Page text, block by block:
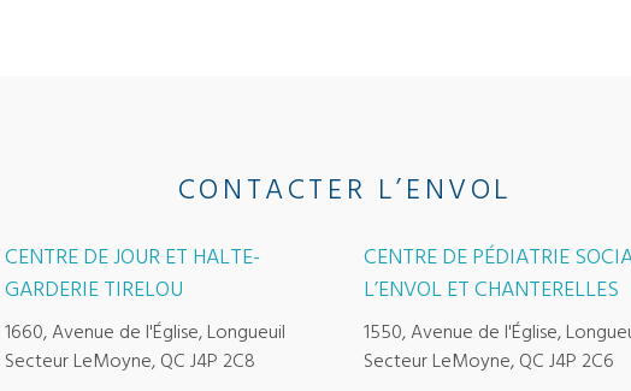
CONTACTER L’ENVOL
CENTRE DE JOUR ET HALTE-
GARDERIE TIRELOU
1660, Avenue de l'Église, Longueuil
Secteur LeMoyne, QC J4P 2C8
CENTRE DE PÉDIATRIE
L’ENVOL ET CHANTERELLES
1550, Avenue de l'Église,
Secteur LeMoyne, QC J4P 2C6